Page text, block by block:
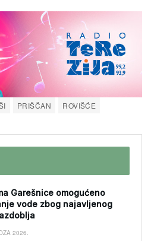
PRIŠČAN ROVIŠĆE
Garešnice omogućeno
vode zbog najavljenog
2026.